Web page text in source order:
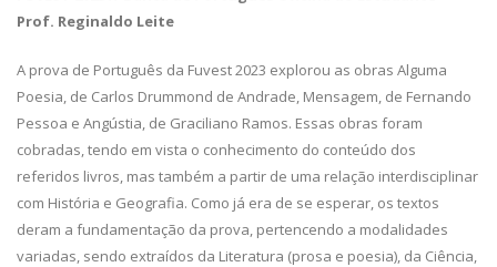
Prof. Reginaldo Leite
A prova de Português da Fuvest 2023 explorou as obras Alguma
Poesia, de Carlos Drummond de Andrade, Mensagem, de Fernando
Pessoa e Angústia, de Graciliano Ramos. Essas obras foram
cobradas, tendo em vista o conhecimento do conteúdo dos
referidos livros, mas também a partir de uma relação interdisciplinar
com História e Geografia. Como já era de se esperar, os textos
deram a fundamentação da prova, pertencendo a modalidades
variadas, sendo extraídos da Literatura (prosa e poesia), da Ciência,